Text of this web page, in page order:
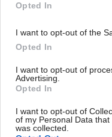
Opted In
I want to opt-out of the
Opted In
I want to opt-out of
Advertising.
Opted In
I want to opt-out of
of my Personal Data
was collected.